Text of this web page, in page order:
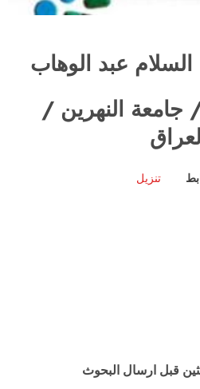
عبد الوهاب
جامعة النهرين /
تنزيل
قبل ارسال البحوث